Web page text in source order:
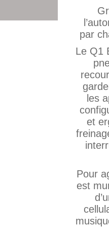
par
Le Q1
les
et
Pour
est